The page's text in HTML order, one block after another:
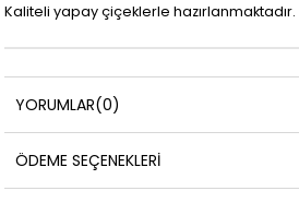
Kaliteli yapay çiçeklerle hazırlanmaktadır.
YORUMLAR(0)
ÖDEME SEÇENEKLERI